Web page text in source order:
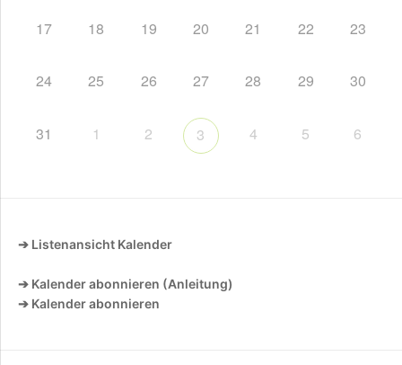
17 18 19 20 21 22 23
24 25 26 27 28 29 30
31 1 2 3 4 5 6
➔ Listenansicht Kalender
➔ Kalender abonnieren (Anleitung)
➔ Kalender abonnieren